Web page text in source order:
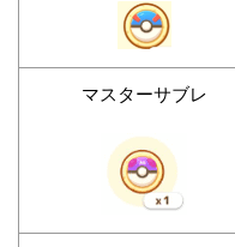
マスターサブレ